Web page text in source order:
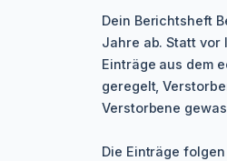
Dein Berichtsheft
Jahre ab. Statt vor
Einträge aus dem
geregelt,
Verstorbene
Die Einträge